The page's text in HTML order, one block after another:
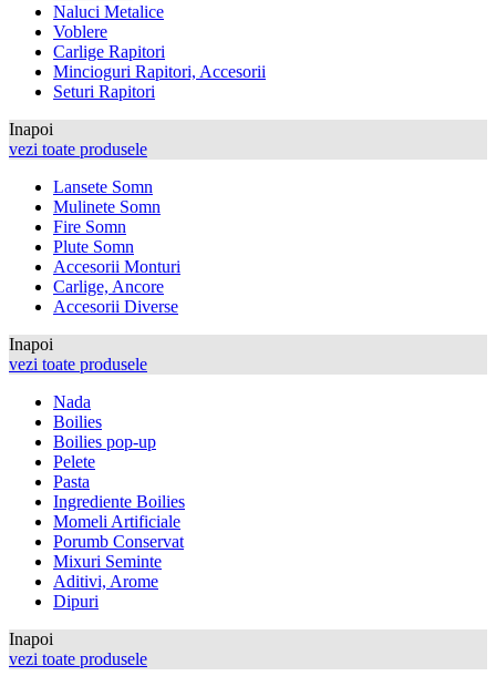
Naluci Metalice
Voblere
Carlige Rapitori
Mincioguri Rapitori, Accesorii
Seturi Rapitori
Inapoi
vezi toate produsele
Lansete Somn
Mulinete Somn
Fire Somn
Plute Somn
Accesorii Monturi
Carlige, Ancore
Accesorii Diverse
Inapoi
vezi toate produsele
Nada
Boilies
Boilies pop-up
Pelete
Pasta
Ingrediente Boilies
Momeli Artificiale
Porumb Conservat
Mixuri Seminte
Aditivi, Arome
Dipuri
Inapoi
vezi toate produsele